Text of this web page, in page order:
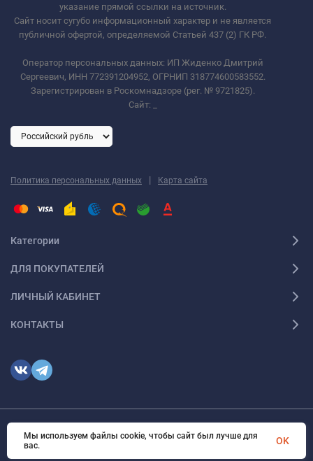
указание прямой ссылки на источник.
Сайт носит сугубо информационный характер и не является
публичной офертой, определяемой Статьей 437 (2) ГК РФ.
Оператор персональных данных: ИП Жиденко Дмитрий
Сергеевич, ИНН 772391204952, ОГРНИП 318774600583552.
Зарегистрирован в Роскомнадзоре (рег. № 9721825).
Сайт:
Политика персональных данных | Карта сайта
Категории
ДЛЯ ПОКУПАТЕЛЕЙ
ЛИЧНЫЙ КАБИНЕТ
КОНТАКТЫ
© 2026 optmoskvaa.ru Все права защищены
Мы используем файлы cookie, чтобы сайт был лучше для
вас.
OK